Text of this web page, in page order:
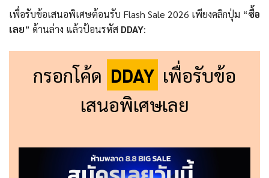
เพื่อรับข้อเสนอพิเศษต้อนรับ Flash Sale 2026 เพียงคลิกปุ่ม “ซื้อ
เลย” ด้านล่าง แล้วป้อนรหัส DDAY:
กรอกโค้ด DDAY เพื่อรับข้อ
เสนอพิเศษเลย